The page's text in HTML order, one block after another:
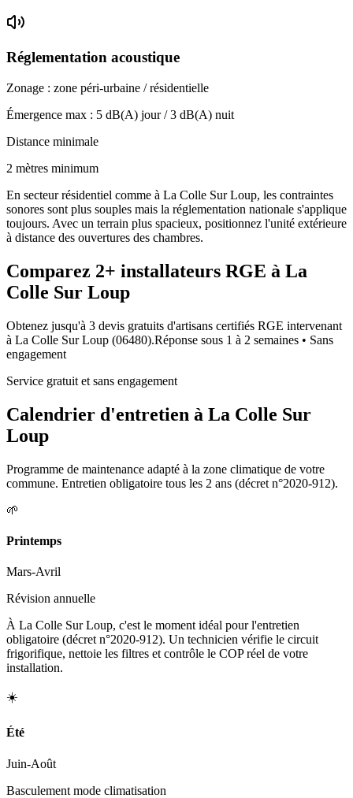
Réglementation acoustique
Zonage : zone péri-urbaine / résidentielle
Émergence max : 5 dB(A) jour /3 dB(A) nuit
Distance minimale
2 mètres minimum
En secteur résidentiel comme à La Colle Sur Loup, les contraintes
sonores sont plus souples mais la réglementation nationale s'applique
toujours. Avec un terrain plus spacieux, positionnez l'unité extérieure
à distance des ouvertures des chambres.
Comparez 2+ installateurs RGE à La
Colle Sur Loup
Obtenez jusqu'à 3 devis gratuits d'artisans certifiés RGE intervenant
à La Colle Sur Loup (06480).Réponse sous 1 à 2 semaines • Sans
engagement
Service gratuit et sans engagement
Calendrier d'entretien à La Colle Sur
Loup
Programme de maintenance adapté à la zone climatique de votre
commune. Entretien obligatoire tous les 2 ans (décret n°2020-912).
🌱
Printemps
Mars-Avril
Révision annuelle
À La Colle Sur Loup, c'est le moment idéal pour l'entretien
obligatoire (décret n°2020-912). Un technicien vérifie le circuit
frigorifique, nettoie les filtres et contrôle le COP réel de votre
installation.
☀️
Été
Juin-Août
Basculement mode climatisation